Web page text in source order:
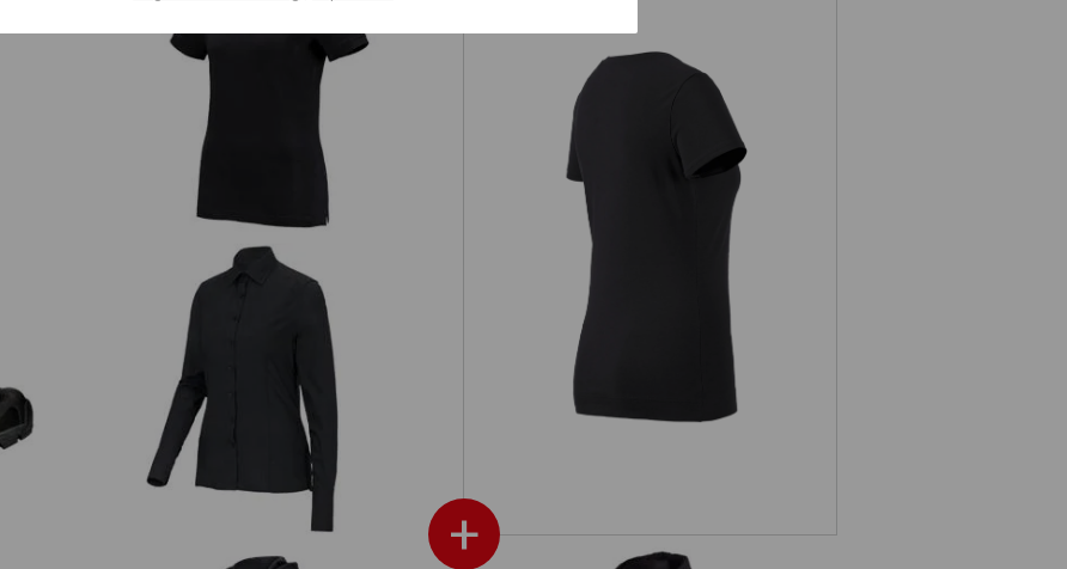
e.s. T-Shirt cotton stretch, dames
+
e.s. Polo-Shirt cotton, dames
Business-blouse e.s.comfort, lange